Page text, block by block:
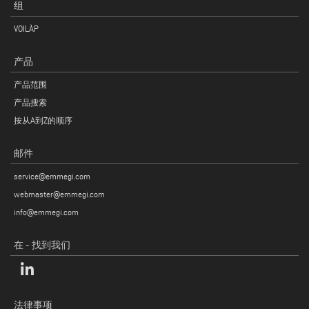
组
VOILÀP
产品
产品范围
产品搜索
按从A到Z的顺序
邮件
service@emmegi.com
webmaster@emmegi.com
info@emmegi.com
在 - 找到我们
法律事项